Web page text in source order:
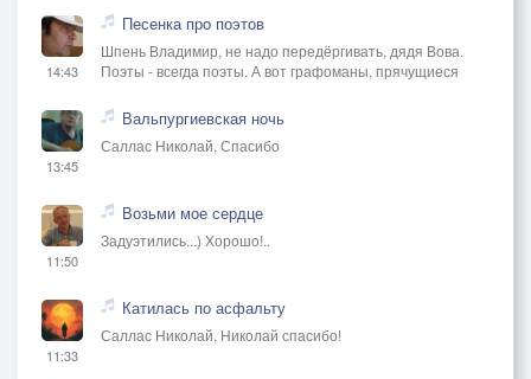
14:43
Песенка про поэтов
Шпень Владимир, не надо передёргивать, дядя Вова.
Поэты - всегда поэты. А вот графоманы, прячущиеся
13:45
Вальпургиевская ночь
Саллас Николай, Спасибо
11:50
Возьми мое сердце
Задуэтились...) Хорошо!..
11:33
Катилась по асфальту
Саллас Николай, Николай спасибо!